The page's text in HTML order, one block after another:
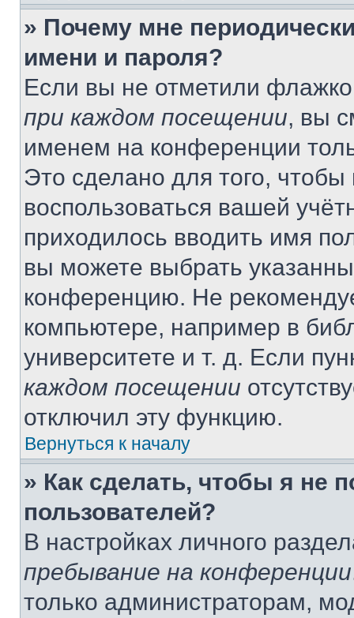
» Почему мне
имени и пароля?
Если вы не отметили
при каждом посещении, вы
именем на конференции
Это сделано для того, чтобы
воспользоваться вашей
приходилось вводить имя
вы можете выбрать
конференцию. Не
компьютере, например в
университете и т. д. Если
каждом посещении
отключил эту функцию.
Вернуться к началу
» Как сделать, чтобы я не
пользователей?
В настройках личного
пребывание на конференции
только администраторам,